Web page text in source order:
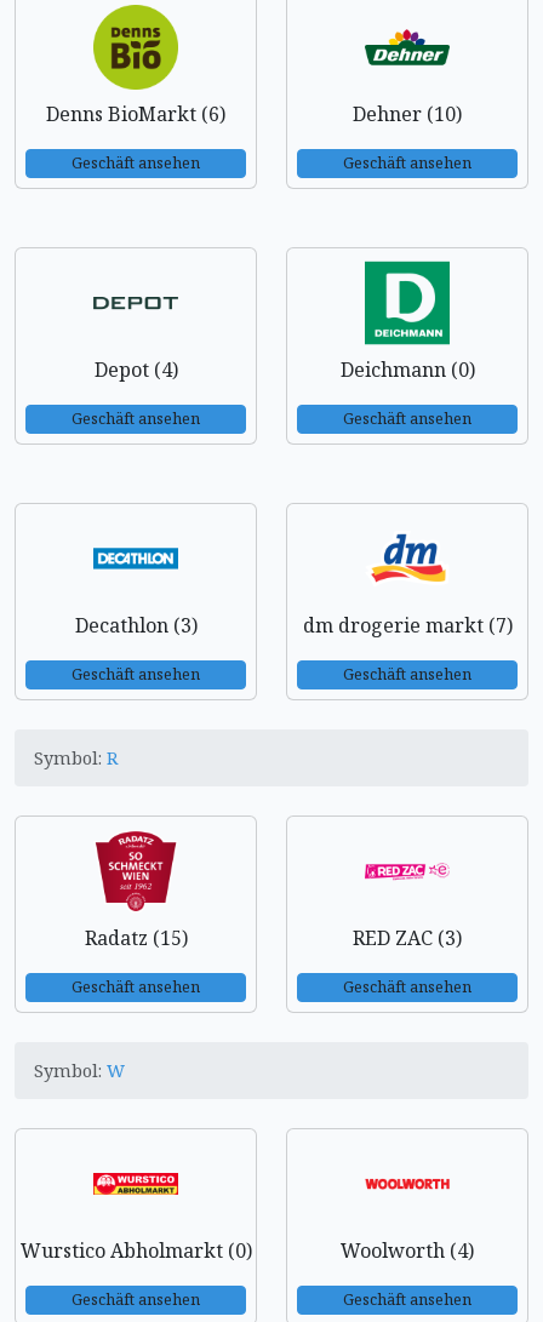
Denns BioMarkt (6)
Geschäft ansehen
Dehner (10)
Geschäft ansehen
Depot (4)
Geschäft ansehen
Deichmann (0)
Geschäft ansehen
Decathlon (3)
Geschäft ansehen
dm drogerie markt (7)
Geschäft ansehen
Symbol: R
Radatz (15)
Geschäft ansehen
RED ZAC (3)
Geschäft ansehen
Symbol: W
Wurstico Abholmarkt (0)
Geschäft ansehen
Woolworth (4)
Geschäft ansehen